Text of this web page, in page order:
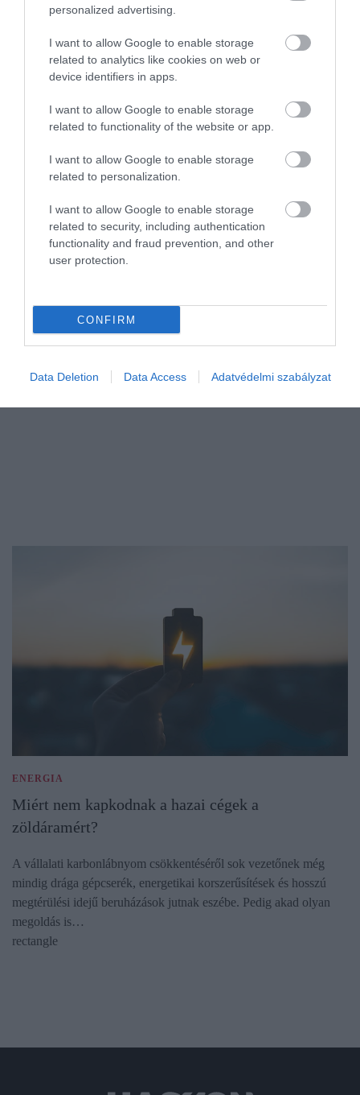
personalized advertising.
I want to allow Google to enable storage
related to analytics like cookies on web or
device identifiers in apps.
I want to allow Google to enable storage
related to functionality of the website or app.
I want to allow Google to enable storage
related to personalization.
I want to allow Google to enable storage
related to security, including authentication
functionality and fraud prevention, and other
user protection.
CONFIRM
Data Deletion Data Access Adatvédelmi szabályzat
TURIZMUS
A természet is megkeseríti a balatoni
vendéglátósok életét
Ismét tömegesen rajzanak az árvaszúnyogok a Balatonnál. Ez
azért is meglepő, mert májusban még jóval kisebb rajzást vártak a
ENERGIA
Miért nem kapkodnak a hazai cégek a
zöldáramért?
A vállalati karbonlábnyom csökkentéséről sok vezetőnek még
mindig drága gépcserék, energetikai korszerűsítések és hosszú
megtérülési idejű beruházások jutnak eszébe. Pedig akad olyan
megoldás is…
rectangle